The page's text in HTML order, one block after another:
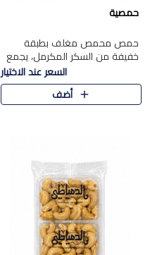
حمصية
حمص محمص مغلف بطبقة
خفيفة من السكر المكرمل، يجمع
بين القرمشة المميزة والطعم
الشرقي الأصيل في واحدة من أشهر
حلويات الموسم.
السعر عند الاختيار
أضف